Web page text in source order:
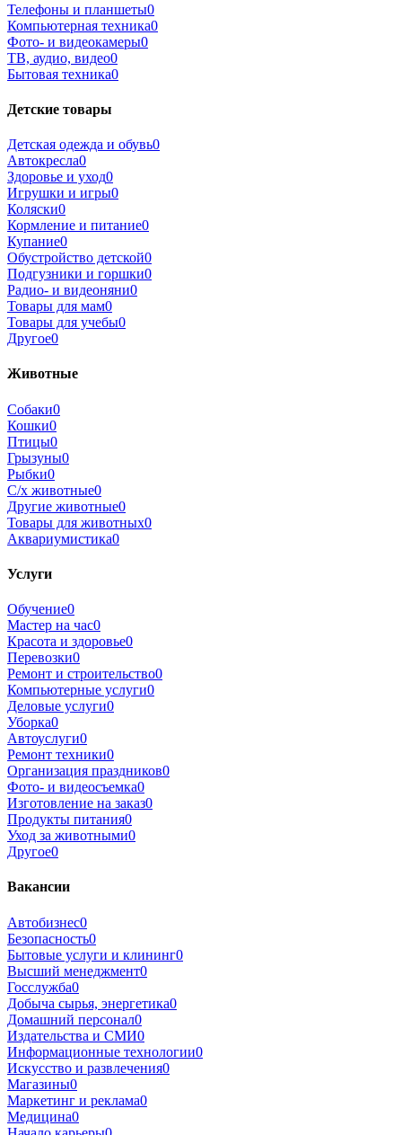
Телефоны и планшеты0
Компьютерная техника0
Фото- и видеокамеры0
ТВ, аудио, видео0
Бытовая техника0
Детские товары
Детская одежда и обувь0
Автокресла0
Здоровье и уход0
Игрушки и игры0
Коляски0
Кормление и питание0
Купание0
Обустройство детской0
Подгузники и горшки0
Радио- и видеоняни0
Товары для мам0
Товары для учебы0
Другое0
Животные
Собаки0
Кошки0
Птицы0
Грызуны0
Рыбки0
С/х животные0
Другие животные0
Товары для животных0
Аквариумистика0
Услуги
Обучение0
Мастер на час0
Красота и здоровье0
Перевозки0
Ремонт и строительство0
Компьютерные услуги0
Деловые услуги0
Уборка0
Автоуслуги0
Ремонт техники0
Организация праздников0
Фото- и видеосъемка0
Изготовление на заказ0
Продукты питания0
Уход за животными0
Другое0
Вакансии
Автобизнес0
Безопасность0
Бытовые услуги и клининг0
Высший менеджмент0
Госслужба0
Добыча сырья, энергетика0
Домашний персонал0
Издательства и СМИ0
Информационные технологии0
Искусство и развлечения0
Магазины0
Маркетинг и реклама0
Медицина0